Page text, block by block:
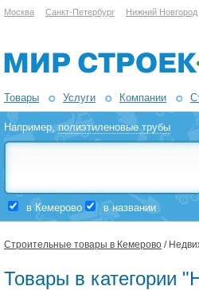
Москва Санкт-Петербург Нижний Новгород
Товары Услуги Компании
Например,полиэтиленовые трубы
в Кемерово в названии
Строительные товары в Кемерово /
Товары в категории